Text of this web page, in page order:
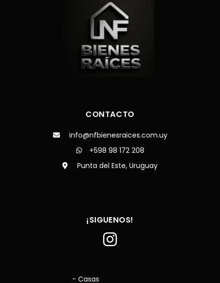
CONTACTO
info@nfbienesraices.com.uy
+598 98 172 208
Punta del Este, Uruguay
¡SIGUENOS!
- Casas